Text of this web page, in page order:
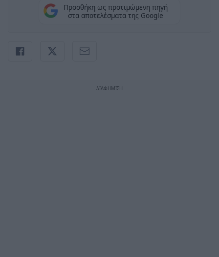
Προσθήκη ως προτιμώμενη πηγή
στα αποτελέσματα της Google